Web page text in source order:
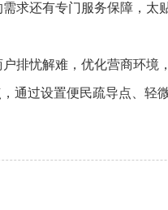
求还有专门服务保障，太
排忧解难，优化营商环境
通过设置便民疏导点、轻